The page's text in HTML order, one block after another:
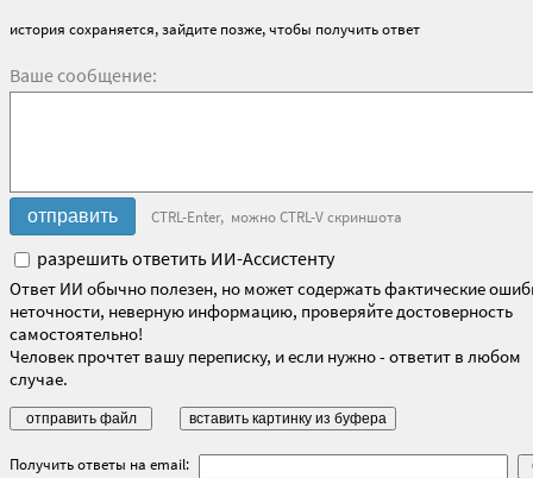
история сохраняется, зайдите позже, чтобы получить ответ
Ваше сообщение:
CTRL-Enter, можно CTRL-V скриншота
разрешить ответить ИИ-Ассистенту
Ответ ИИ обычно полезен, но может содержать фактические
неточности, неверную информацию, проверяйте достоверность
самостоятельно!
Человек прочтет вашу переписку, и если нужно - ответит в любом
случае.
Получить ответы на email: